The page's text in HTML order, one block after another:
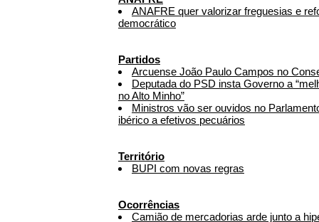
ANAFRE quer valorizar freguesias e
democrático
Partidos
Arcuense João Paulo Campos no
Deputada do PSD insta Governo a
no Alto Minho”
Ministros vão ser ouvidos no
ibérico a efetivos pecuários
Território
BUPI com novas regras
Ocorrências
Camião de mercadorias arde junto a